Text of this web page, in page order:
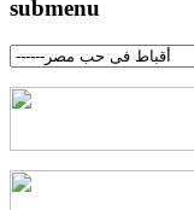
submenu